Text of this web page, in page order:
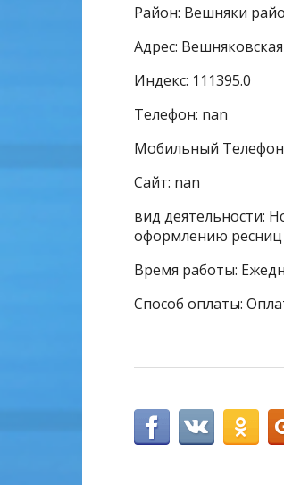
Район: Вешняки
Адрес:
Индекс: 111395.0
Телефон: nan
Мобильный
Сайт: nan
вид деятельности:
оформлению ресниц
Время работы:
Способ оплаты: